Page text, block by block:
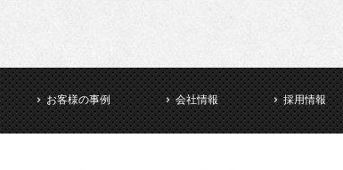
お客様の事例 会社情報 採用情報